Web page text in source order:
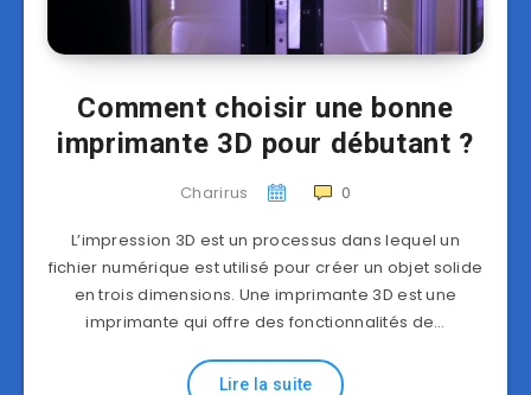
Comment choisir une bonne
imprimante 3D pour débutant ?
Charirus 0
L’impression 3D est un processus dans lequel un
fichier numérique est utilisé pour créer un objet solide
en trois dimensions. Une imprimante 3D est une
imprimante qui offre des fonctionnalités de…
Lire la suite